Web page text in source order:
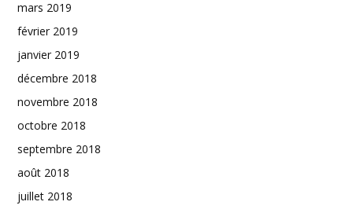
mars 2019
février 2019
janvier 2019
décembre 2018
novembre 2018
octobre 2018
septembre 2018
août 2018
juillet 2018